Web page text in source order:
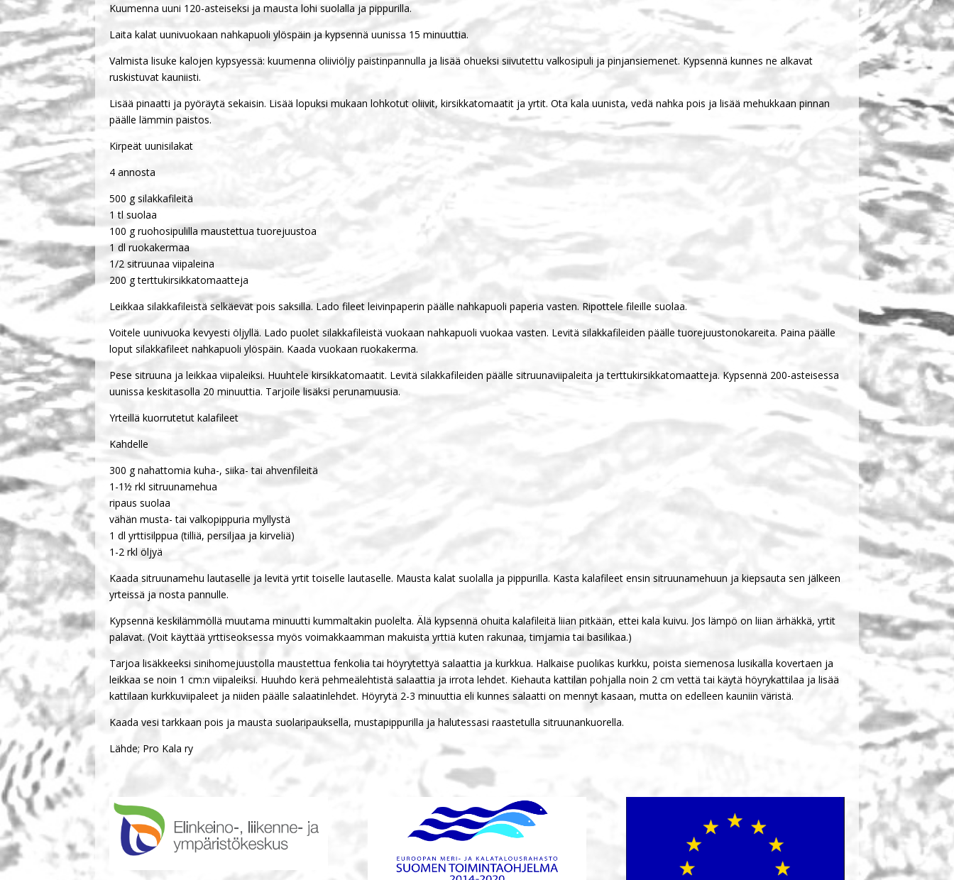
Kuumenna uuni 120-asteiseksi ja mausta lohi suolalla ja pippurilla.
Laita kalat uunivuokaan nahkapuoli ylöspäin ja kypsennä uunissa 15 minuuttia.
Valmista lisuke kalojen kypsyessä: kuumenna oliiviöljy paistinpannulla ja lisää ohueksi siivutettu valkosipuli ja pinjansiemenet. Kypsennä kunnes ne alkavat
ruskistuvat kauniisti.
Lisää pinaatti ja pyöräytä sekaisin. Lisää lopuksi mukaan lohkotut oliivit, kirsikkatomaatit ja yrtit. Ota kala uunista, vedä nahka pois ja lisää mehukkaan pinnan
päälle lämmin paistos.
Kirpeät uunisilakat
4 annosta
500 g silakkafileitä
1 tl suolaa
100 g ruohosipulilla maustettua tuorejuustoa
1 dl ruokakermaa
1/2 sitruunaa viipaleina
200 g terttukirsikkatomaatteja
Leikkaa silakkafileistä selkäevät pois saksilla. Lado fileet leivinpaperin päälle nahkapuoli paperia vasten. Ripottele fileille suolaa.
Voitele uunivuoka kevyesti öljyllä. Lado puolet silakkafileistä vuokaan nahkapuoli vuokaa vasten. Levitä silakkafileiden päälle tuorejuustonokareita. Paina päälle
loput silakkafileet nahkapuoli ylöspäin. Kaada vuokaan ruokakerma.
Pese sitruuna ja leikkaa viipaleiksi. Huuhtele kirsikkatomaatit. Levitä silakkafileiden päälle sitruunaviipaleita ja terttukirsikkatomaatteja. Kypsennä 200-asteisessa
uunissa keskitasolla 20 minuuttia. Tarjoile lisäksi perunamuusia.
Yrteillä kuorrutetut kalafileet
Kahdelle
300 g nahattomia kuha-, siika- tai ahvenfileitä
1-1½ rkl sitruunamehua
ripaus suolaa
vähän musta- tai valkopippuria myllystä
1 dl yrttisilppua (tilliä, persiljaa ja kirveliä)
1-2 rkl öljyä
Kaada sitruunamehu lautaselle ja levitä yrtit toiselle lautaselle. Mausta kalat suolalla ja pippurilla. Kasta kalafileet ensin sitruunamehuun ja kiepsauta sen jälkeen
yrteissä ja nosta pannulle.
Kypsennä keskilämmöllä muutama minuutti kummaltakin puolelta. Älä kypsennä ohuita kalafileitä liian pitkään, ettei kala kuivu. Jos lämpö on liian ärhäkkä, yrtit
palavat. (Voit käyttää yrttiseoksessa myös voimakkaamman makuista yrttiä kuten rakunaa, timjamia tai basilikaa.)
Tarjoa lisäkkeeksi sinihomejuustolla maustettua fenkolia tai höyrytettyä salaattia ja kurkkua. Halkaise puolikas kurkku, poista siemenosa lusikalla kovertaen ja
leikkaa se noin 1 cm:n viipaleiksi. Huuhdo kerä pehmeälehtistä salaattia ja irrota lehdet. Kiehauta kattilan pohjalla noin 2 cm vettä tai käytä höyrykattilaa ja lisää
kattilaan kurkkuviipaleet ja niiden päälle salaatinlehdet. Höyrytä 2-3 minuuttia eli kunnes salaatti on mennyt kasaan, mutta on edelleen kauniin väristä.
Kaada vesi tarkkaan pois ja mausta suolaripauksella, mustapippurilla ja halutessasi raastetulla sitruunankuorella.
Lähde; Pro Kala ry